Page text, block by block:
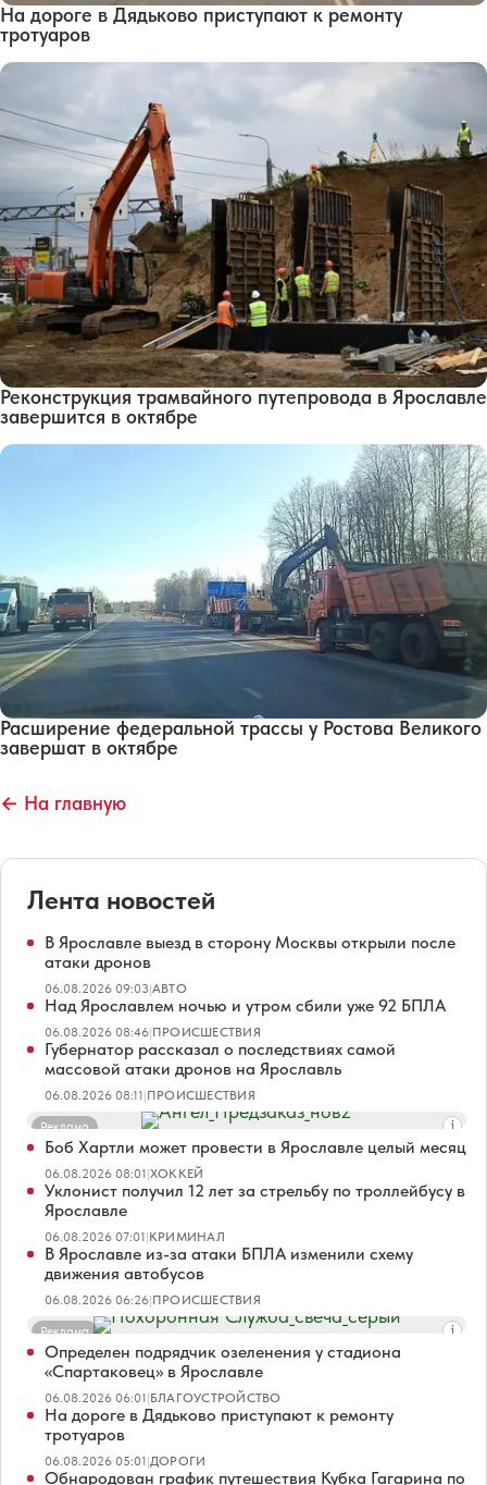
На дороге в Дядьково приступают к ремонту
тротуаров
Реконструкция трамвайного путепровода в Ярославле
завершится в октябре
Расширение федеральной трассы у Ростова Великого
завершат в октябре
← На главную
Лента новостей
В Ярославле выезд в сторону Москвы открыли после
атаки дронов
06.08.2026 09:03|АВТО
Над Ярославлем ночью и утром сбили уже 92 БПЛА
06.08.2026 08:46|ПРОИСШЕСТВИЯ
Губернатор рассказал о последствиях самой
массовой атаки дронов на Ярославль
06.08.2026 08:11|ПРОИСШЕСТВИЯ
Реклама
Боб Хартли может провести в Ярославле целый месяц
06.08.2026 08:01|ХОККЕЙ
Уклонист получил 12 лет за стрельбу по троллейбусу в
Ярославле
06.08.2026 07:01|КРИМИНАЛ
В Ярославле из-за атаки БПЛА изменили схему
движения автобусов
06.08.2026 06:26|ПРОИСШЕСТВИЯ
Реклама
Определен подрядчик озеленения у стадиона
«Спартаковец» в Ярославле
06.08.2026 06:01|БЛАГОУСТРОЙСТВО
На дороге в Дядьково приступают к ремонту
тротуаров
06.08.2026 05:01|ДОРОГИ
Обнародован график путешествия Кубка Гагарина по